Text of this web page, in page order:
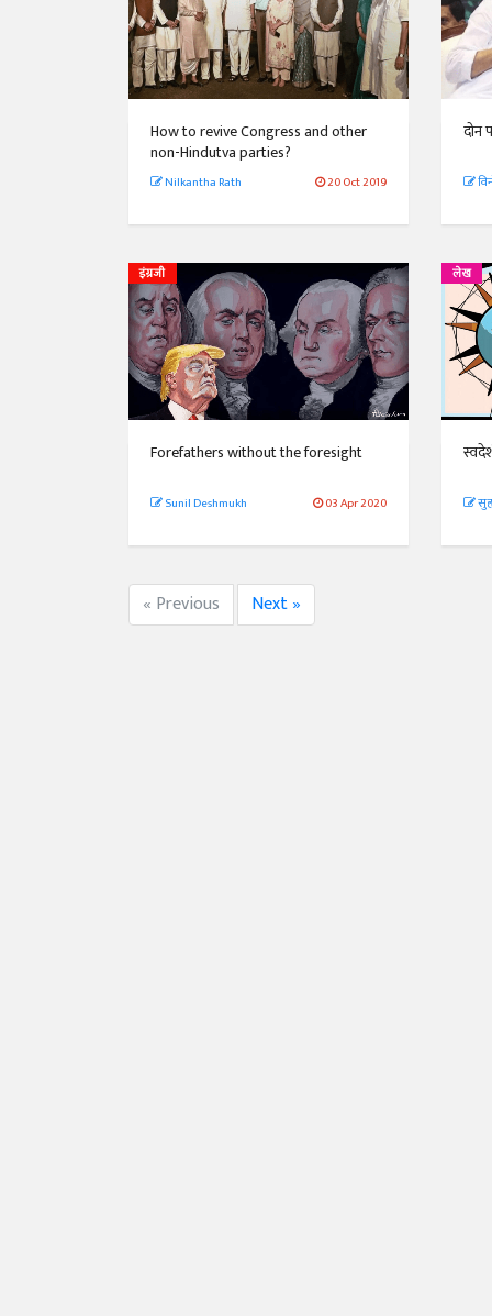
How to revive Congress and other
non-Hindutva parties?
Nilkantha Rath 20 Oct 2019
दोन
इंग्रजी
Forefathers without the foresight
Sunil Deshmukh 03 Apr 2020
लेख
« Previous Next »